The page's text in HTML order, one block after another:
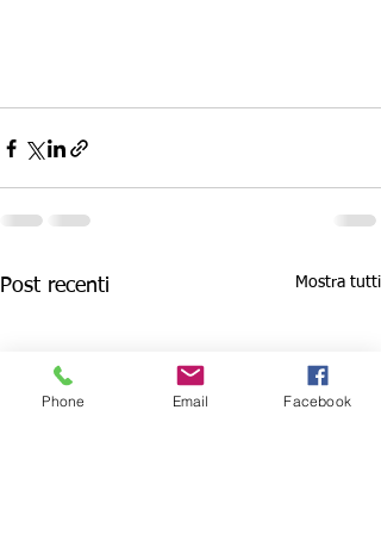
Post recenti Mostra tutti
Phone Email Facebook